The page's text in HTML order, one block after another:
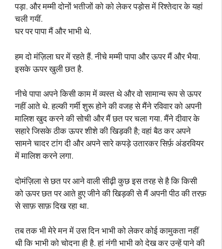
पड़ा. और मम्मी दोनों भतीजों को को लेकर पड़ोस में रिश्तेदार के यहां
चली गयीं.
घर पर पापा मैं और भाभी थे.
हम दो मंज़िला घर में रहते हैं. नीचे मम्मी पापा और ऊपर मैं और भैया.
इसके ऊपर खुली छत है.
नीचे पापा अपने किसी काम में व्यस्त थे और वो सामान्य रूप से ऊपर
नहीं आते थे. हल्की गर्मी शुरू होने की वजह से मैंने रविवार को अपनी
मालिश खुद करने की सोची और मैं छत पर चला गया. मैंने दीवार के
सहारे जिसके ठीक ऊपर शीशे की खिड़की है; वहां बैठ कर अपने
सामने चादर टांग दी और अपने सारे कपड़े उतारकर सिर्फ़ अंडरवियर
में मालिश करने लगा.
दोमंज़िला से छत पर आने वाली सीढ़ी कुछ इस तरह से है कि किसी
को ऊपर छत पर आते हुए जीने की खिड़की से मैं अपनी पीठ की तरफ़
से साफ़ साफ़ दिख रहा था.
तब तक भी मेरे मन में उस दिन भाभी को लेकर कोई कामुकता नहीं
थी कि भाभी को चोदना ही है. हां नंगी भाभी को देख कर उन्हें पाने की